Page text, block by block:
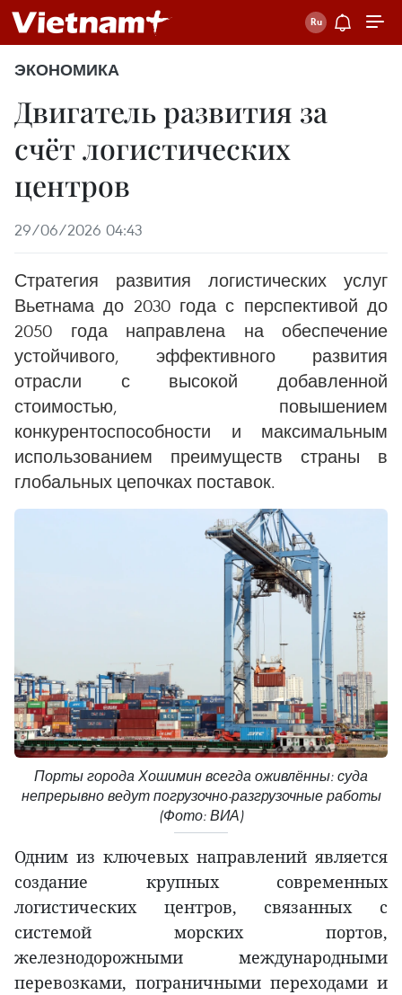
ЭКОНОМИКА
Двигатель развития за
счёт логистических
центров
29/06/2026 04:43
Стратегия развития логистических услуг
Вьетнама до 2030 года с перспективой до
2050 года направлена на обеспечение
устойчивого, эффективного развития
отрасли с высокой добавленной
стоимостью, повышением
конкурентоспособности и максимальным
использованием преимуществ страны в
глобальных цепочках поставок.
Порты города Хошимин всегда оживлённы: суда
непрерывно ведут погрузочно-разгрузочные работы
(Фото: ВИА)
Одним из ключевых направлений является
создание крупных современных
логистических центров, связанных с
системой морских портов,
железнодорожными международными
перевозками, пограничными переходами и